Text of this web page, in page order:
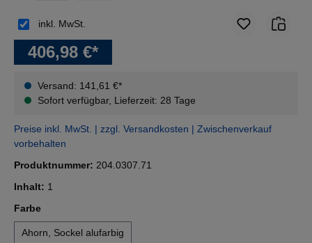
406,98 €*
Versand: 141,61 €*
Sofort verfügbar, Lieferzeit: 28 Tage
inkl. MwSt.
Preise inkl. MwSt. | zzgl. Versandkosten | Zwischenverkauf
vorbehalten
Produktnummer: 204.0307.71
Inhalt: 1
Farbeauswählen
Ahorn, Sockel alufarbig